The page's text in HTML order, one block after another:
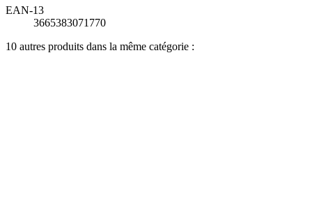
EAN-13
3665383071770
10 autres produits dans la même catégorie :